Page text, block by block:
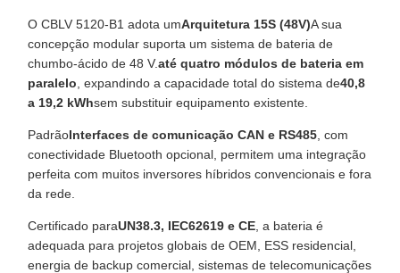
O CBLV 5120-B1 adota umArquitetura 15S (48V)A sua
concepção modular suporta um sistema de bateria de
chumbo-ácido de 48 V.até quatro módulos de bateria em
paralelo , expandindo a capacidade total do sistema de40,8
a 19,2 kWhsem substituir equipamento existente.
PadrãoInterfaces de comunicação CAN e RS485 , com
conectividade Bluetooth opcional, permitem uma integração
perfeita com muitos inversores híbridos convencionais e fora
da rede.
Certificado paraUN38.3, IEC62619 e CE , a bateria é
adequada para projetos globais de OEM, ESS residencial,
energia de backup comercial, sistemas de telecomunicações